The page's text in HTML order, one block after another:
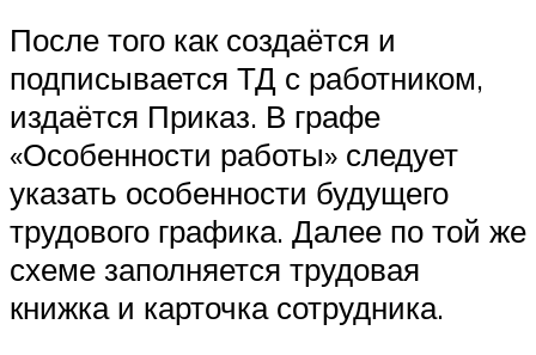
После того как создаётся и
подписывается ТД с работником,
издаётся Приказ. В графе
«Особенности работы» следует
указать особенности будущего
трудового графика. Далее по той же
схеме заполняется трудовая
книжка и карточка сотрудника.